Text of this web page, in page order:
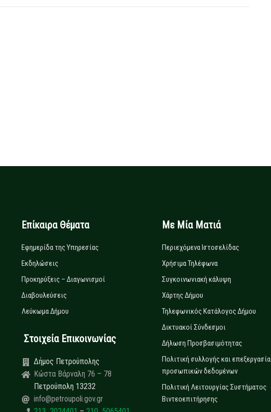
Επίκαιρα Θέματα
Εφημερίδα της Υπηρεσίας
Εκδηλώσεις
Προκηρύξεις – Διαγωνισμοί
Διαβουλεύσεις
Λεύκωμα Δήμου
Στοιχεία Επικοινωνίας
Δήμος Πετρούπολης
Κώστα Βάρναλη 76 – 78
Πετρούπολη 13232
info@petroupoli.gov.gr
Με Μία Ματιά
Περιεχόμενα Ιστοσελίδας
Χρήσιμα Τηλέφωνα
Συγκοινωνιακή κάλυψη
Χάρτης Δήμου
Τηλεφωνικός Κατάλογος Δήμου
Δικτυακοί Σύνδεσμοι
Δήλωση Προσβασιμότητας
Πολιτική συλλογής και
προσωπικών δεδομένων
Πολιτική Λειτουργίας Συστήματος
Βιντεοεπιτήρησης